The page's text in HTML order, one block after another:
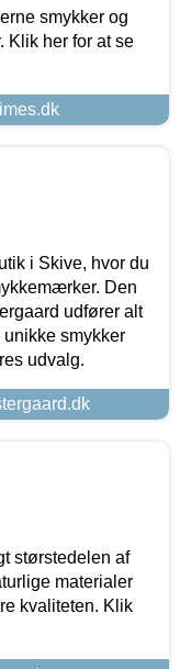
smykker og
Klik her for at se
i Skive, hvor du
Den
udfører alt
unikke smykker
udvalg.
størstedelen af
materialer
kvaliteten. Klik